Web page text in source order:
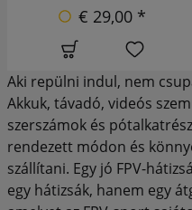
€ 29,00 *
Aki repülni indul, nem
Akkuk, távadó, videós
szerszámok és
rendezett módon és
szállítani. Egy jó FPV-
egy hátizsák, hanem egy